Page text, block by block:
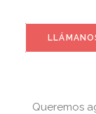
Queremos